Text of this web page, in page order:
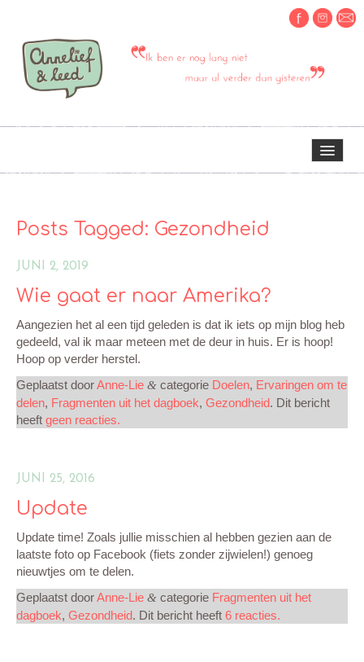
ERVARINGEN OM TE DELEN
CREATIEF
MIJN CREATIES
Posts Tagged: Gezondheid
JUNI 2, 2019
Wie gaat er naar Amerika?
Aangezien het al een tijd geleden is dat ik iets op mijn blog heb
gedeeld, val ik maar meteen met de deur in huis. Er is hoop!
Hoop op verder herstel.
Geplaatst doorAnne-Lie & categorie Doelen, Ervaringen om te
delen, Fragmenten uit het dagboek, Gezondheid. Dit bericht
heeft geen reacties.
JUNI 25, 2016
Update
Update time! Zoals jullie misschien al hebben gezien aan de
laatste foto op Facebook (fiets zonder zijwielen!) genoeg
nieuwtjes om te delen.
Geplaatst doorAnne-Lie & categorie Fragmenten uit het
dagboek, Gezondheid. Dit bericht heeft 6 reacties.